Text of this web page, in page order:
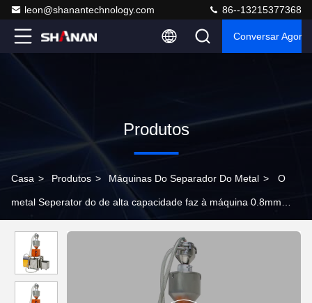
leon@shanantechnology.com 86--13215377368
Conversar Agora
Produtos
Casa > Produtos > Máquinas Do Separador Do Metal > O
metal Seperator do de alta capacidade faz à máquina 0.8mm